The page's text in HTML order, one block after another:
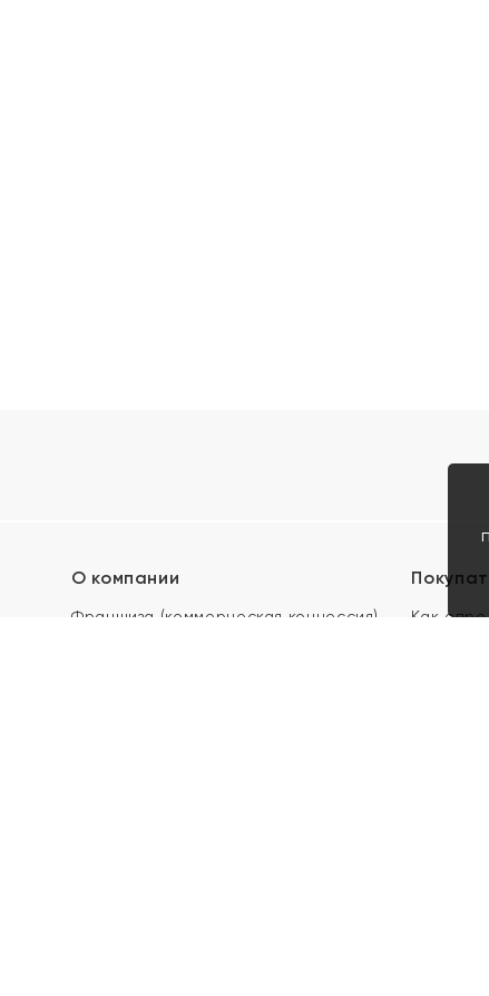
О компании
Франшиза (коммерческая концессия)
Как